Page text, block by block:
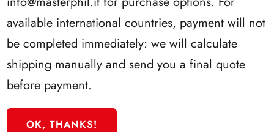
available international countries, payment will not
be completed immediately: we will calculate
shipping manually and send you a final quote
before payment.
OK, THANKS!